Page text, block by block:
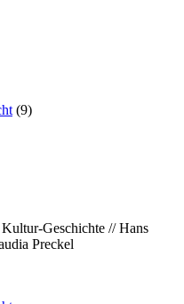
(9)
Geschichte // Hans
Preckel